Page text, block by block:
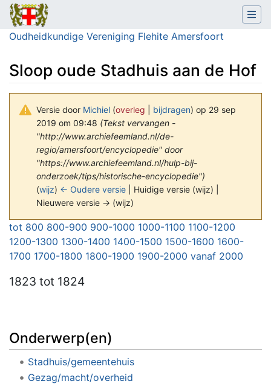
Oudheidkundige Vereniging Flehite Amersfoort
Sloop oude Stadhuis aan de Hof
Versie door Michiel (overleg bijdragen) op 29 sep
2019 om 09:48 (Tekst vervangen -
"http://www.archiefeemland.nl/de-
regio/amersfoort/encyclopedie" door
"https://www.archiefeemland.nl/hulp-bij-
onderzoek/tips/historische-encyclopedie")
(wijz) ← Oudere versie | Huidige versie (wijz) |
Nieuwere versie → (wijz)
Ga naar: navigatie ,zoeken
tot 800 800-900 900-1000 1000-1100 1100-1200
1200-1300 1300-1400 1400-1500 1500-1600 1600-
1700 1700-1800 1800-1900 1900-2000 vanaf 2000
1823 tot 1824
Onderwerp(en)
Stadhuis/gemeentehuis
Gezag/macht/overheid